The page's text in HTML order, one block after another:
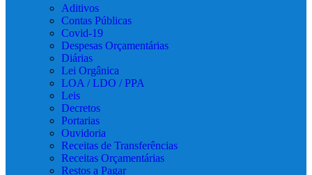
Aditivos
Contas Públicas
Covid-19
Despesas Orçamentárias
Diárias
Lei Orgânica
LOA / LDO / PPA
Leis
Decretos
Portarias
Ouvidoria
Receitas de Transferências
Receitas Orçamentárias
Restos a Pagar